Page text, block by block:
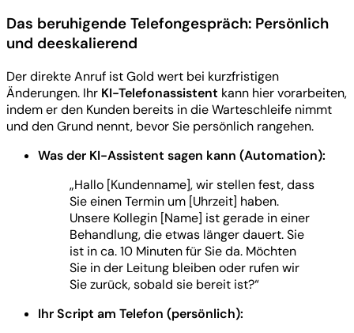
Das beruhigende Telefongespräch: Persönlich
und deeskalierend
Der direkte Anruf ist Gold wert bei kurzfristigen
Änderungen. Ihr KI-Telefonassistent kann hier vorarbeiten,
indem er den Kunden bereits in die Warteschleife nimmt
und den Grund nennt, bevor Sie persönlich rangehen.
Was der KI-Assistent sagen kann (Automation):
„Hallo [Kundenname], wir stellen fest, dass
Sie einen Termin um [Uhrzeit] haben.
Unsere Kollegin [Name] ist gerade in einer
Behandlung, die etwas länger dauert. Sie
ist in ca. 10 Minuten für Sie da. Möchten
Sie in der Leitung bleiben oder rufen wir
Sie zurück, sobald sie bereit ist?“
Ihr Script am Telefon (persönlich):